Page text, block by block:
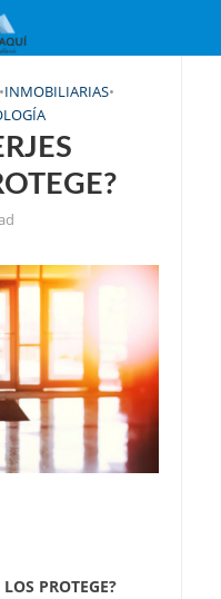
INMOBILIARIAS•
PROTEGE?